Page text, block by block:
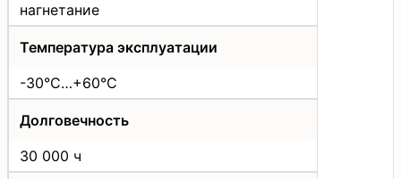
нагнетание
Температура эксплуатации
-30°C…+60°C
Долговечность
30 000 ч